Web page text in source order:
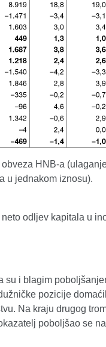
HNB-a
u jednakom iznosu).
odljev kapitala u
i blagim
pozicije
Na kraju drugog
poboljšao se